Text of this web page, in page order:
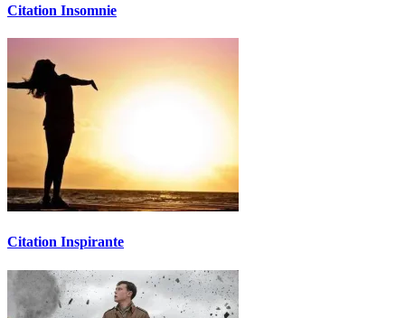
Citation Insomnie
Citation Inspirante